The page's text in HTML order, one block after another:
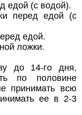
едой (с водой).
перед едой (с
едой.
ложки.
до 14-го дня,
по половине
принимать всю
ее в 2-3